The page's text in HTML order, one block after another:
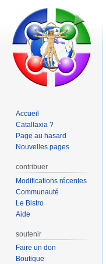
Accueil
Catallaxia ?
Page au hasard
Nouvelles pages
contribuer
Modifications récentes
Communauté
Le Bistro
Aide
soutenir
Faire un don
Boutique